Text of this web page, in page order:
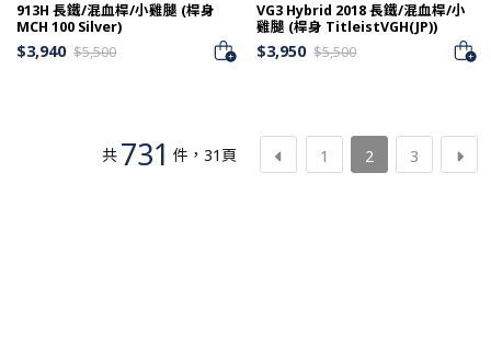
913H 長鐵/混血桿/小雞腿 (桿身
MCH 100 Silver)
$3,940 $5,500
VG3 Hybrid 2018 長鐵/混血桿/小
雞腿 (桿身 TitleistVGH(JP))
$3,950 $5,500
共 731 件 ， 31 頁 1 2 3